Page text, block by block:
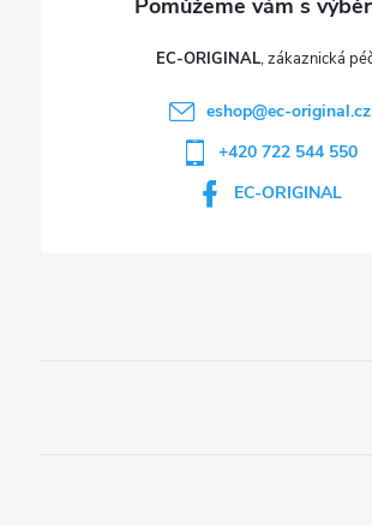
EC-ORIGINAL
eshop@ec-original.cz
+420 722 544 550
EC-ORIGINAL